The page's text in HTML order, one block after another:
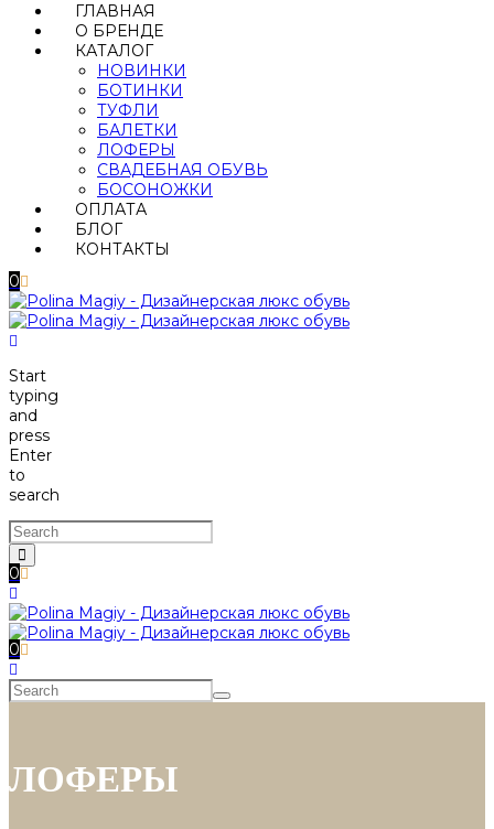
ГЛАВНАЯ
О БРЕНДЕ
КАТАЛОГ
НОВИНКИ
БОТИНКИ
ТУФЛИ
БАЛЕТКИ
ЛОФЕРЫ
СВАДЕБНАЯ ОБУВЬ
БОСОНОЖКИ
ОПЛАТА
БЛОГ
КОНТАКТЫ
0
Start
typing
and
press
Enter
to
search
0
0
ЛОФЕРЫ